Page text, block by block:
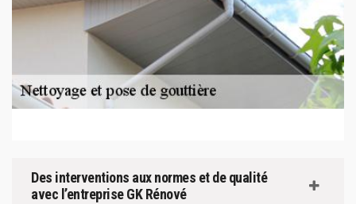
Des interventions aux normes et de qualité
avec l’entreprise GK Rénové